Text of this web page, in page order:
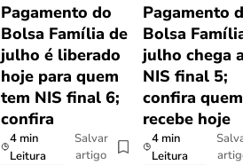
Pagamento do
Bolsa Família de
julho é liberado
hoje para quem
tem NIS final 6;
confira
4 min
Leitura
Salvar
artigo
Pagamento
Bolsa
julho chega
NIS final 5;
confira quem
recebe hoje
4 min
Leitura